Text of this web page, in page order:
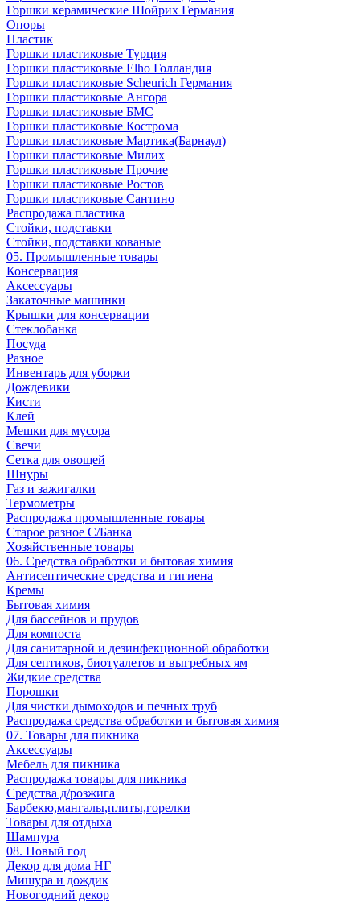
Горшки керамические Шойрих Германия
Опоры
Пластик
Горшки пластиковые Турция
Горшки пластиковые Elho Голландия
Горшки пластиковые Scheuriсh Германия
Горшки пластиковые Ангора
Горшки пластиковые БМС
Горшки пластиковые Кострома
Горшки пластиковые Мартика(Барнаул)
Горшки пластиковые Милих
Горшки пластиковые Прочие
Горшки пластиковые Ростов
Горшки пластиковые Сантино
Распродажа пластика
Стойки, подставки
Стойки, подставки кованые
05. Промышленные товары
Консервация
Аксессуары
Закаточные машинки
Крышки для консервации
Стеклобанка
Посуда
Разное
Инвентарь для уборки
Дождевики
Кисти
Клей
Мешки для мусора
Свечи
Сетка для овощей
Шнуры
Газ и зажигалки
Термометры
Распродажа промышленные товары
Старое разное С/Банка
Хозяйственные товары
06. Средства обработки и бытовая химия
Антисептические средства и гигиена
Кремы
Бытовая химия
Для бассейнов и прудов
Для компоста
Для санитарной и дезинфекционной обработки
Для септиков, биотуалетов и выгребных ям
Жидкие средства
Порошки
Для чистки дымоходов и печных труб
Распродажа средства обработки и бытовая химия
07. Товары для пикника
Аксессуары
Мебель для пикника
Распродажа товары для пикника
Средства д/розжига
Барбекю,мангалы,плиты,горелки
Товары для отдыха
Шампура
08. Новый год
Декор для дома НГ
Мишура и дождик
Новогодний декор